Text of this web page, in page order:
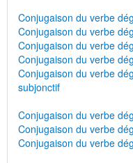
Conjugaison du verbe
Conjugaison du verbe
Conjugaison du verbe
Conjugaison du verbe
Conjugaison du verbe
subjonctif
Conjugaison du verbe
Conjugaison du verbe
Conjugaison du verbe